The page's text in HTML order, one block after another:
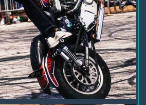
voir sur Facebook · Partager
266 15 5